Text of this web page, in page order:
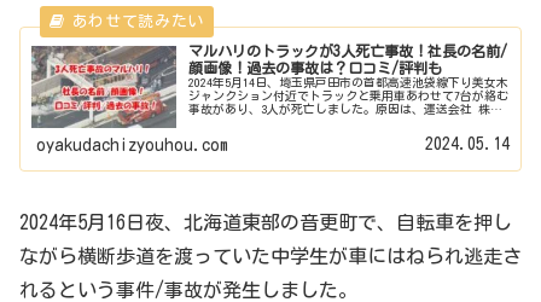
マルハリのトラックが3人死亡事故！社長の名前/
顔画像！過去の事故は？口コミ/評判も
2024年5月14日、埼玉県戸田市の首都高速池袋線下り美女木
ジャンクション付近でトラックと乗用車あわせて7台が絡む
事故があり、3人が死亡しました。原因は、運送会社 株式
oyakudachizyouhou.com 2024.05.14
2024年5月16日夜、北海道東部の音更町で、自転車を押し
ながら横断歩道を渡っていた中学生が車にはねられ逃走さ
れるという事件/事故が発生しました。